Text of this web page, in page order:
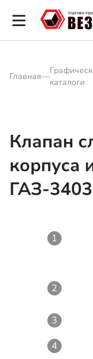
Главная—
каталоги
Клапан
корпуса
ГАЗ-
1
2
3
4